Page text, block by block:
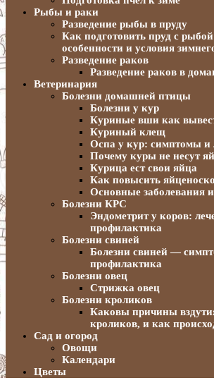
Рыбы и раки
Разведение рыбы в пруду
Как подготовить пруд с
особенности и условия
Разведение раков
Разведение раков в
Ветеринария
Болезни домашней птицы
Болезни у кур
Куриные вши как
Куриный клещ
Оспа у кур: симптомы и
Почему куры не несут
Курица ест свои яйца
Как повысить
Основные заболевания
Болезни КРС
Эндометрит у коров:
профилактика
Болезни свиней
Болезни свиней —
профилактика
Болезни овец
Стрижка овец
Болезни кроликов
Каковы причины
кроликов, и как
Сад и огород
Овощи
Календари
Цветы